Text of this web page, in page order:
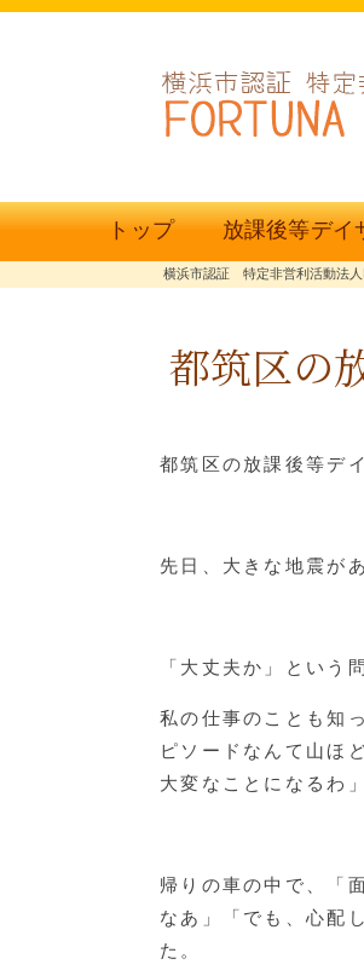
トップ 放課後等デイ
横浜市認証 特定非営利活動法人
都筑区
都筑区の放課後等デ
先日、大きな地震が
「大丈夫か」という
私の仕事のことも知
ピソードなんて山ほ
大変なことになるわ
帰りの車の中で、「
なあ」「でも、心配
た。